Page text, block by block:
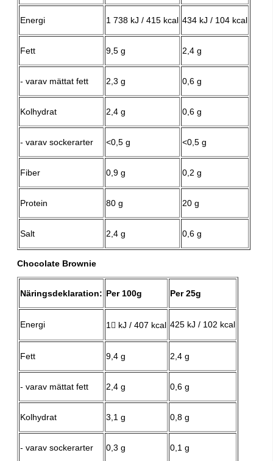
Energi 1 738 kJ / 415 kcal 434 kJ / 104 kcal
Fett 9,5 g 2,4 g
- varav mättat fett 2,3 g 0,6 g
Kolhydrat 2,4 g 0,6 g
- varav sockerarter <0,5 g <0,5 g
Fiber 0,9 g 0,2 g
Protein 80 g 20 g
Salt 2,4 g 0,6 g
Chocolate Brownie
Näringsdeklaration: Per 100g Per 25g
Energi 1𧎽 kJ / 407 kcal 425 kJ / 102 kcal
Fett 9,4 g 2,4 g
- varav mättat fett 2,4 g 0,6 g
Kolhydrat 3,1 g 0,8 g
- varav sockerarter 0,3 g 0,1 g